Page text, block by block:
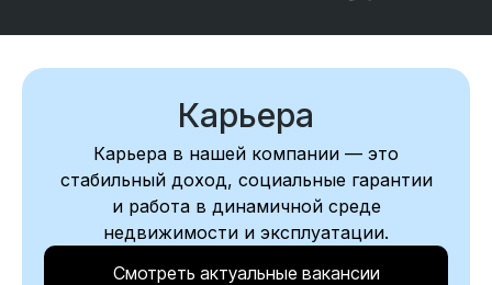
Карьера
Карьера в нашей компании — это
стабильный доход, социальные гарантии
и работа в динамичной среде
недвижимости и эксплуатации.
Смотреть актуальные вакансии